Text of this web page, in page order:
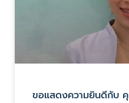
ขอแสดงความยินดีกับ